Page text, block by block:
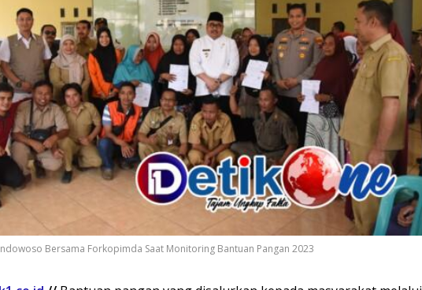
Bersama Forkopimda Saat Monitoring Bantuan Pangan 2023